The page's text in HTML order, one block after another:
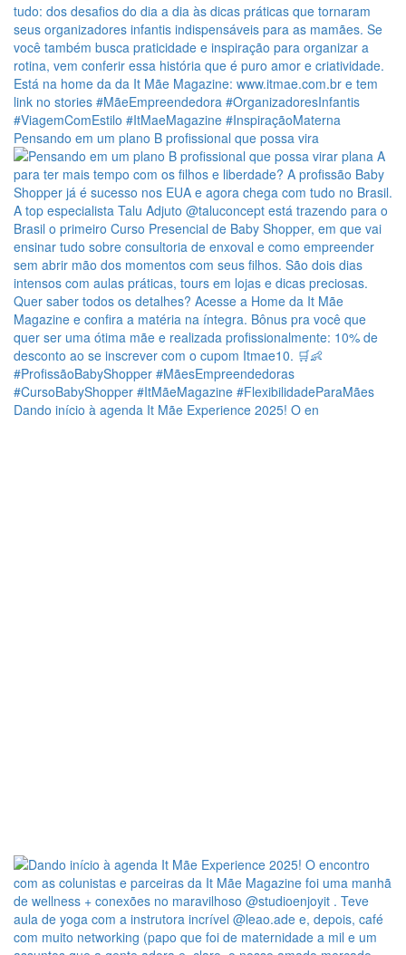
Pensando em um plano B profissional que possa vira
Dando início à agenda It Mãe Experience 2025! O en